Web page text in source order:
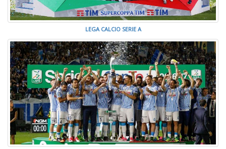
LEGA CALCIO SERIE A